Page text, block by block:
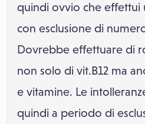
quindi ovvio che effettui
con esclusione di
Dovrebbe effettuare di
non solo di vit.B12 ma
e vitamine. Le
quindi a periodo di